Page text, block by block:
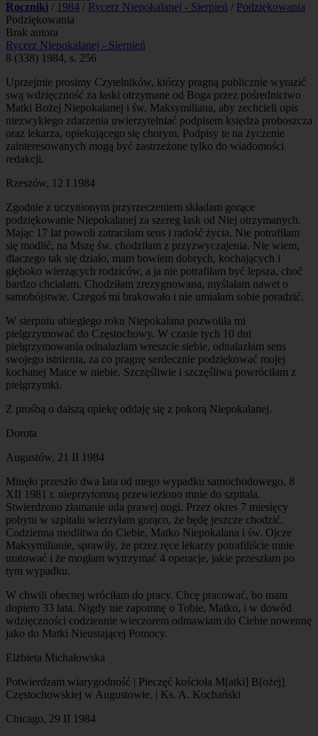
Roczniki / 1984 / Rycerz Niepokalanej - Sierpień / Podziękowania
Podziękowania
Brak autora
Rycerz Niepokalanej - Sierpień
8 (338) 1984, s. 256
Uprzejmie prosimy Czytelników, którzy pragną publicznie wyrazić
swą wdzięczność za łaski otrzymane od Boga przez pośrednictwo
Matki Bożej Niepokalanej i św. Maksymiliana, aby zechcieli opis
niezwykłego zdarzenia uwierzytelniać podpisem księdza proboszcza
oraz lekarza, opiekującego się chorym. Podpisy te na życzenie
zainteresowanych mogą być zastrzeżone tylko do wiadomości
redakcji.
Rzeszów, 12 I 1984
Zgodnie z uczynionym przyrzeczeniem składam gorące
podziękowanie Niepokalanej za szereg łask od Niej otrzymanych.
Mając 17 lat powoli zatraciłam sens i radość życia. Nie potrafiłam
się modlić, na Mszę św. chodziłam z przyzwyczajenia. Nie wiem,
dlaczego tak się działo, mam bowiem dobrych, kochających i
głęboko wierzących rodziców, a ja nie potrafiłam być lepsza, choć
bardzo chciałam. Chodziłam zrezygnowana, myślałam nawet o
samobójstwie. Czegoś mi brakowało i nie umiałam sobie poradzić.
W sierpniu ubiegłego roku Niepokalana pozwoliła mi
pielgrzymować do Częstochowy. W czasie tych 10 dni
pielgrzymowania odnalazłam wreszcie siebie, odnalazłam sens
swojego istnienia, za co pragnę serdecznie podziękować mojej
kochanej Matce w niebie. Szczęśliwie i szczęśliwa powróciłam z
pielgrzymki.
Z prośbą o dalszą opiekę oddaję się z pokorą Niepokalanej.
Dorota
Augustów, 21 II 1984
Minęło przeszło dwa lata od mego wypadku samochodowego, 8
XII 1981 r. nieprzytomną przewieziono mnie do szpitala.
Stwierdzono złamanie uda prawej nogi. Przez okres 7 miesięcy
pobytu w szpitalu wierzyłam gorąco, że będę jeszcze chodzić.
Codzienna modlitwa do Ciebie, Matko Niepokalana i św. Ojcze
Maksymilianie, sprawiły, że przez ręce lekarzy potrafiliście mnie
uratować i że mogłam wytrzymać 4 operacje, jakie przeszłam po
tym wypadku.
W chwili obecnej wróciłam do pracy. Chcę pracować, bo mam
dopiero 33 lata. Nigdy nie zapomnę o Tobie, Matko, i w dowód
wdzięczności codziennie wieczorem odmawiam do Ciebie nowennę
jako do Matki Nieustającej Pomocy.
Elżbieta Michałowska
Potwierdzam wiarygodność | Pieczęć kościoła M[atki] B[ożej]
Częstochowskiej w Augustowie. | Ks. A. Kochański
Chicago, 29 II 1984